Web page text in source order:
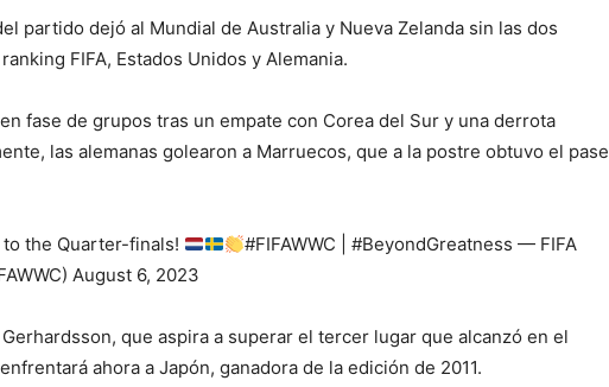
partido dejó al Mundial de Australia y Nueva Zelanda sin las dos
FIFA, Estados Unidos y Alemania.
fase de grupos tras un empate con Corea del Sur y una derrota
las alemanas golearon a Marruecos, que a la postre obtuvo el pase
the Quarter-finals!
#FIFAWWC | #BeyondGreatness — FIFA
August 6, 2023
que aspira a superar el tercer lugar que alcanzó en el
ahora a Japón, ganadora de la edición de 2011.